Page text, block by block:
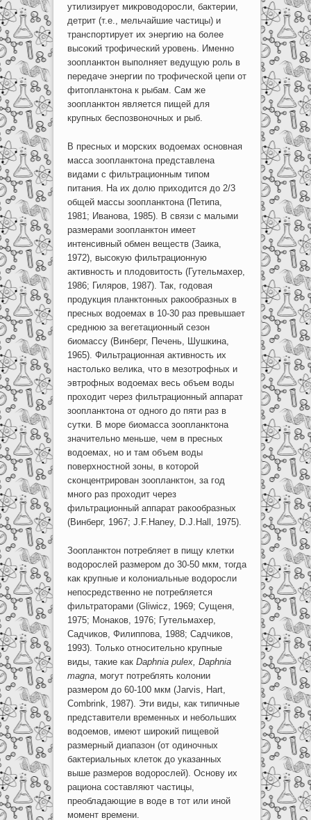
утилизирует микроводоросли, бактерии,
детрит (т.е., мельчайшие частицы) и
транспортирует их энергию на более
высокий трофический уровень. Именно
зоопланктон выполняет ведущую роль в
передаче энергии по трофической цепи от
фитопланктона к рыбам. Сам же
зоопланктон является пищей для
крупных беспозвоночных и рыб.
В пресных и морских водоемах основная
масса зоопланктона представлена
видами с фильтрационным типом
питания. На их долю приходится до 2/3
общей массы зоопланктона (Петипа,
1981; Иванова, 1985). В связи с малыми
размерами зоопланктон имеет
интенсивный обмен веществ (Заика,
1972), высокую фильтрационную
активность и плодовитость (Гутельмахер,
1986; Гиляров, 1987). Так, годовая
продукция планктонных ракообразных в
пресных водоемах в 10-30 раз превышает
среднюю за вегетационный сезон
биомассу (Винберг, Печень, Шушкина,
1965). Фильтрационная активность их
настолько велика, что в мезотрофных и
эвтрофных водоемах весь объем воды
проходит через фильтрационный аппарат
зоопланктона от одного до пяти раз в
сутки. В море биомасса зоопланктона
значительно меньше, чем в пресных
водоемах, но и там объем воды
поверхностной зоны, в которой
сконцентрирован зоопланктон, за год
много раз проходит через
фильтрационный аппарат ракообразных
(Винберг, 1967; J.F.Haney, D.J.Hall, 1975).
Зоопланктон потребляет в пищу клетки
водорослей размером до 30-50 мкм, тогда
как крупные и колониальные водоросли
непосредственно не потребляется
фильтраторами (Gliwicz, 1969; Сущеня,
1975; Монаков, 1976; Гутельмахер,
Садчиков, Филиппова, 1988; Садчиков,
1993). Только относительно крупные
виды, такие как Daphnia pulex, Daphnia
magna, могут потреблять колонии
размером до 60-100 мкм (Jarvis, Hart,
Combrink, 1987). Эти виды, как типичные
представители временных и небольших
водоемов, имеют широкий пищевой
размерный диапазон (от одиночных
бактериальных клеток до указанных
выше размеров водорослей). Основу их
рациона составляют частицы,
преобладающие в воде в тот или иной
момент времени.